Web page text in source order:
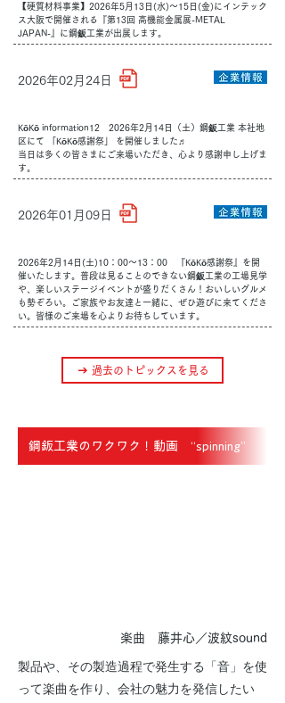
【硬質材料事業】2026年5月13日(水)～15日(金)にインテック
ス大阪で開催される『第13回 高機能金属展-METAL
JAPAN-』に鋼鈑工業が出展します。
2026年02月24日
KōKō information12 2026年2月14日（土）鋼鈑工業 本社地
区にて 「KōKō感謝祭」 を開催しました♬
当日は多くの皆さまにご来場いただき、心より感謝申し上げま
す。
2026年01月09日
2026年2月14日(土)10：00～13：00 『KōKō感謝祭』を開
催いたします。普段は見ることのできない鋼鈑工業の工場見学
や、楽しいステージイベントが盛りだくさん！おいしいグルメ
も勢ぞろい。ご家族やお友達と一緒に、ぜひ遊びに来てくださ
い。皆様のご来場を心よりお待ちしています。
過去のトピックスを見る
鋼鈑工業のワクワク！動画 “spinning”
楽曲 藤井心／波紋sound
製品や、その製造過程で発生する「音」を使
って楽曲を作り、会社の魅力を発信したい